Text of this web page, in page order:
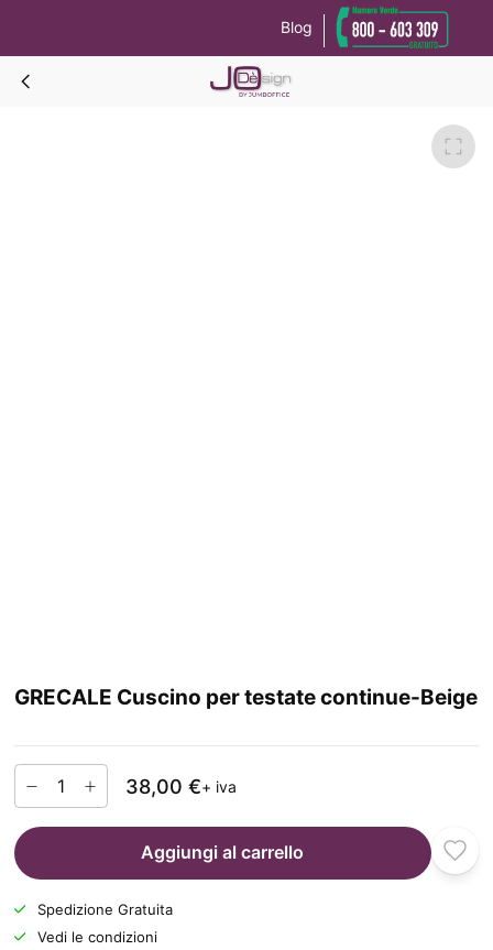
Blog
GRECALE Cuscino per testate continue-Beige
GRECALE Cuscino per testate continue-Beige
38,00 €+ iva
Aggiungi al carrello
Spedizione Gratuita
Vedi le condizioni
Informativa sulla raccolta
Le tue preferenze relative alla privacy